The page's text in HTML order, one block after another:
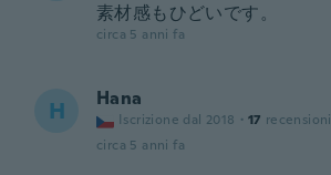
素材感もひどいです。
circa 5 anni fa
H Hana
Iscrizione dal 2018 · 17 recensioni
circa 5 anni fa